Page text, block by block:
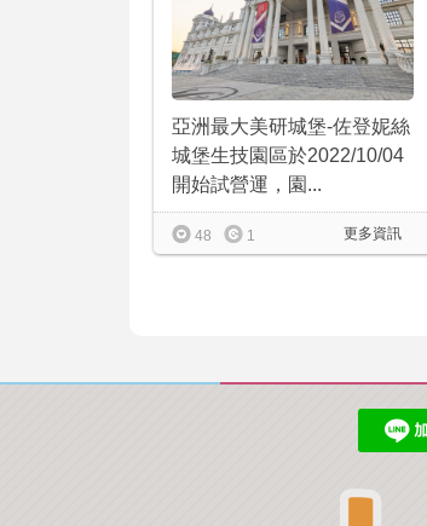
亞洲最大美研城堡-佐登妮絲
城堡生技園區於2022/10/04
開始試營運，園...
更多資訊
48 1